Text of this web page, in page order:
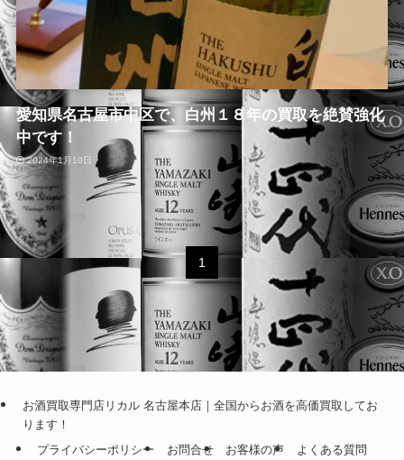
愛知県名古屋市中区で、白州１８年の買取を絶賛強化
中です！
2024年1月10日
1
お酒買取専門店リカル 名古屋本店｜全国からお酒を高価買取してお
ります！
プライバシーポリシー
お問合せ お客様の声 よくある質問